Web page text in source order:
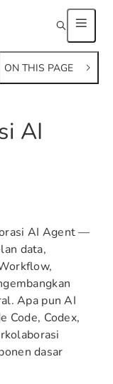
ON THIS PAGE
AI
AI Agent —
data,
Apa pun AI
Code, Codex,
dasar